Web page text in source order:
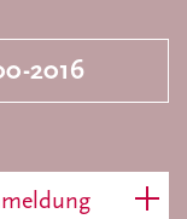
2016